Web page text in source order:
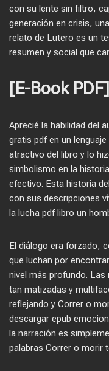
con su lente sin filtro,
generación en crisis,
relato de Lutero es un
resumen y social que
[E-Book
Aprecié la habilidad del
gratis pdf en un
atractivo del libro y lo
simbolismo en la
efectivo. Esta historia
con sus descripciones
la lucha pdf libro un
El diálogo era forzado,
que luchan por
nivel más profundo.
tan matizadas y
reflejando y Correr o
descargar epub
la narración es
palabras Correr o morir